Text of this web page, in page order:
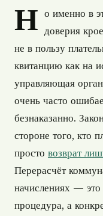
Н о именно в
доверия
не в пользу
квитанцию как на
управляющая
очень часто
безнаказанно.
стороне того, кто
просто возврат
Перерасчёт
начислениях — это
процедура, а